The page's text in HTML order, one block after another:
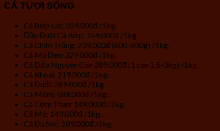
CÁ TƯƠI SỐNG
Cá Bớp Lát: 359.000đ /1kg.
Đầu Đuôi Cá Bớp: 159.000đ /1kg.
Cá Chim Trắng: 239.000đ (600-800g) /1kg.
Cá Mú Đen: 329.000đ /1kg.
Cá Dứa Nguyên Con 289.000đ (1 con 1,5-3kg) /1kg.
Cá Khoai: 219.000đ /1kg.
Cá Đuối: 289.000đ /1kg.
Cá Móm: 189.000đ /1kg.
Cá Cơm Than: 149.000đ /1kg.
Cá Mó: 149.000đ /1kg.
Cá Đù Sóc: 189.000đ /1kg.